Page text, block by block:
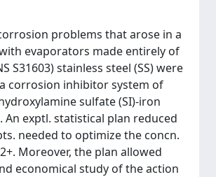
problems that arose in a
evaporators made entirely of
S31603) stainless steel (SS) were
corrosion inhibitor system of
hydroxylamine sulfate (SI)-iron
An exptl. statistical plan reduced
needed to optimize the concn.
Moreover, the plan allowed
economical study of the action